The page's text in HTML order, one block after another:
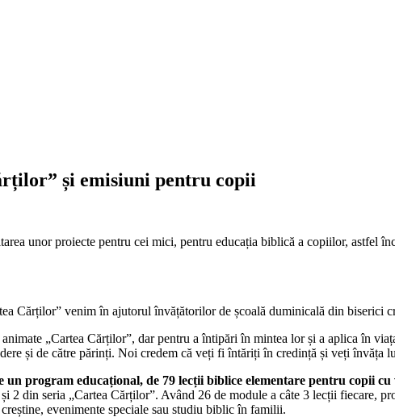
și emisiuni pentru copii
unor proiecte pentru cei mici, pentru educația biblică a copiilor, astfel
Cărților” venim în ajutorul învățătorilor de școală duminicală din biserici
„Cartea Cărților”, dar pentru a întipări în mintea lor și a aplica în
și de către părinți. Noi credem că veți fi întăriți în credință și veți învăța
program educațional, de 79 lecții biblice elementare pentru copii cu
2 din seria „Cartea Cărților”. Având 26 de module a câte 3 lecții fiecare,
evenimente speciale sau studiu biblic în familii.